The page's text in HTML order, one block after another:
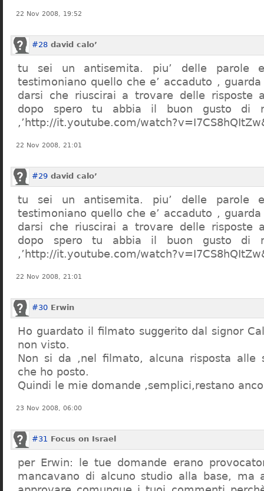
22 Nov 2008, 19:52
#28 david calo’
tu sei un antisemita. piu’ delle parole
testimoniano quello che e’ accaduto , guarda
darsi che riuscirai a trovare delle risposte
dopo spero tu abbia il buon gusto di
,’http://it.youtube.com/
22 Nov 2008, 21:01
#29 david calo’
tu sei un antisemita. piu’ delle parole
testimoniano quello che e’ accaduto , guarda
darsi che riuscirai a trovare delle risposte
dopo spero tu abbia il buon gusto di
,’http://it.youtube.com/
22 Nov 2008, 21:01
#30 Erwin
Ho guardato il filmato suggerito dal signor
non visto.
Non si da ,nel filmato, alcuna risposta alle
che ho posto.
Quindi le mie domande ,semplici,restano
23 Nov 2008, 06:00
#31 Focus on Israel
per Erwin: le tue domande erano
mancavano di alcuno studio alla base, ma